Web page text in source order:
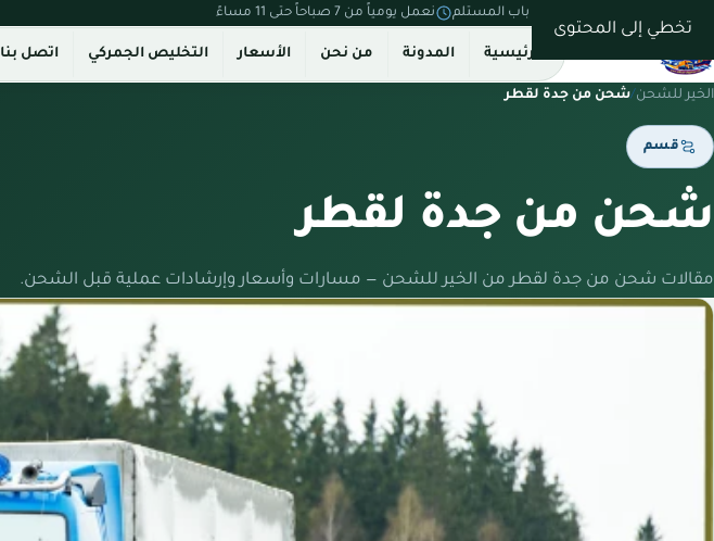
تخطي إلى المحتوى
نستلم من بيتك ونسلّم على باب المستلم نعمل يومياً من 7 صباحاً حتى 11 مساءً
الرئيسية المدونة من نحن الأسعار التخليص الجمركي اتصل بنا
الخير للشحن/شحن من جدة لقطر
قسم
شحن من جدة لقطر
مقالات شحن من جدة لقطر من الخير للشحن — مسارات وأسعار وإرشادات عملية قبل الشحن.